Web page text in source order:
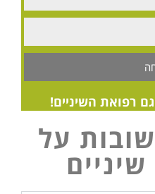
רפואת השיניים!
על